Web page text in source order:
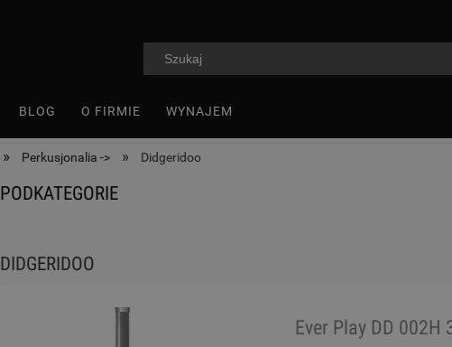
BLOG O FIRMIE WYNAJEM
» Perkusjonalia -> » Didgeridoo
PODKATEGORIE
DIDGERIDOO
Ever Play DD